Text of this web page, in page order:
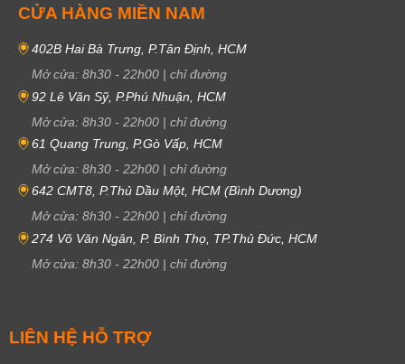
CỬA HÀNG MIỀN NAM
402B Hai Bà Trưng, P.Tân Định, HCM
Mở cửa: 8h30 - 22h00 | chỉ đường
92 Lê Văn Sỹ, P.Phú Nhuận, HCM
Mở cửa: 8h30 - 22h00 | chỉ đường
61 Quang Trung, P.Gò Vấp, HCM
Mở cửa: 8h30 - 22h00 | chỉ đường
642 CMT8, P.Thủ Dầu Một, HCM (Bình Dương)
Mở cửa: 8h30 - 22h00 | chỉ đường
274 Võ Văn Ngân, P. Bình Thọ, TP.Thủ Đức, HCM
Mở cửa: 8h30 - 22h00 | chỉ đường
LIÊN HỆ HỖ TRỢ